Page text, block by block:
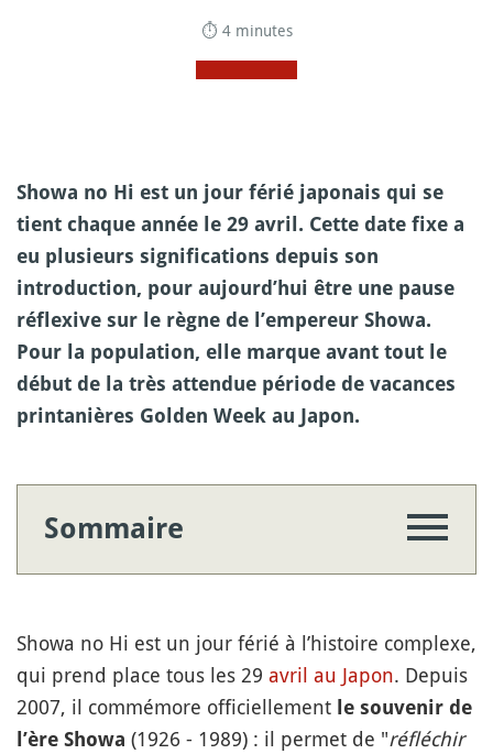
⏱ 4 minutes
Showa no Hi est un jour férié japonais qui se
tient chaque année le 29 avril. Cette date fixe a
eu plusieurs significations depuis son
introduction, pour aujourd’hui être une pause
réflexive sur le règne de l’empereur Showa.
Pour la population, elle marque avant tout le
début de la très attendue période de vacances
printanières Golden Week au Japon.
Sommaire
Showa no Hi est un jour férié à l’histoire complexe,
qui prend place tous les 29 avril au Japon. Depuis
2007, il commémore officiellement le souvenir de
l’ère Showa (1926 - 1989) : il permet de "réfléchir